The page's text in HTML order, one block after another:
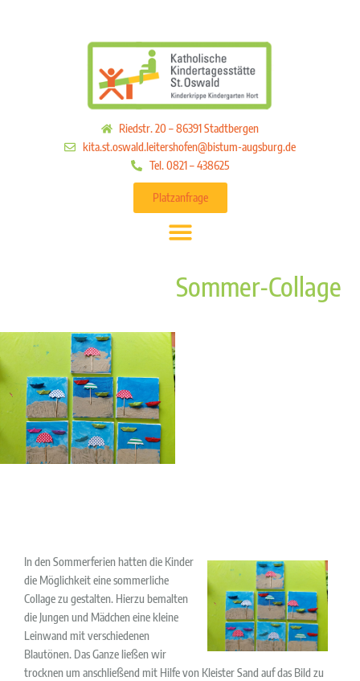
Riedstr. 20 – 86391 Stadtbergen
kita.st.oswald.leitershofen@bistum-augsburg.de
Tel. 0821 – 438625
Platzanfrage
Sommer-Collage
In den Sommerferien hatten die Kinder
die Möglichkeit eine sommerliche
Collage zu gestalten. Hierzu bemalten
die Jungen und Mädchen eine kleine
Leinwand mit verschiedenen
Blautönen. Das Ganze ließen wir
trocknen um anschließend mit Hilfe von Kleister Sand auf das Bild zu